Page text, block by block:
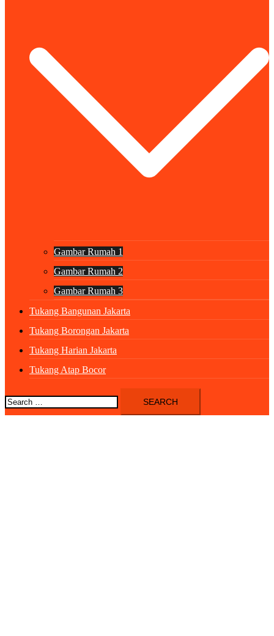
Gambar Rumah 1
Gambar Rumah 2
Gambar Rumah 3
Tukang Bangunan Jakarta
Tukang Borongan Jakarta
Tukang Harian Jakarta
Tukang Atap Bocor
Search
for: